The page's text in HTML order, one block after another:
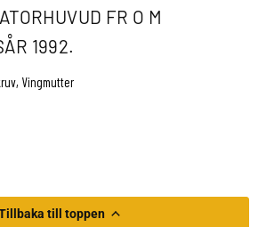
FR O M
1992.
Vingmutter
till toppen